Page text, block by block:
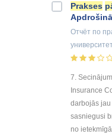
Prakses
Отчёт по
7.
Insurance
darbojās
sasniegusi
no